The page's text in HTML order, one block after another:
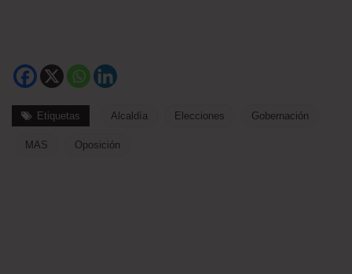
Etiquetas Alcaldía Elecciones Gobernación
MAS Oposición